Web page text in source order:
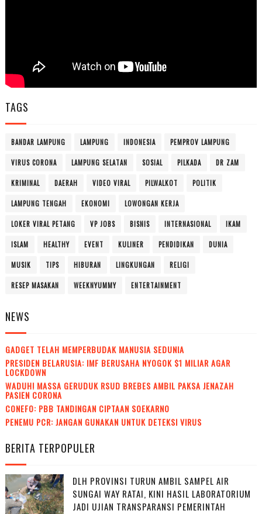
TAGS
BANDAR LAMPUNG LAMPUNG INDONESIA PEMPROV LAMPUNG
VIRUS CORONA LAMPUNG SELATAN SOSIAL PILKADA DR ZAM
KRIMINAL DAERAH VIDEO VIRAL PILWALKOT POLITIK
LAMPUNG TENGAH EKONOMI LOWONGAN KERJA
LOKER VIRAL PETANG VP JOBS BISNIS INTERNASIONAL IKAM
ISLAM HEALTHY EVENT KULINER PENDIDIKAN DUNIA
MUSIK TIPS HIBURAN LINGKUNGAN RELIGI
RESEP MASAKAN WEEKNYUMMY ENTERTAINMENT
NEWS
GADGET TELAH MEMPERBUDAK MANUSIA SEDUNIA
PRESIDEN BELARUSIA: IMF BERUSAHA NYOGOK $1 MILIAR AGAR
LOCKDOWN
WADUH! MASSA GERUDUK RSUD BREBES AMBIL PAKSA JENAZAH
PASIEN CORONA
CONEFO: PBB TANDINGAN CIPTAAN SOEKARNO
PENEMU PCR: JANGAN GUNAKAN UNTUK DETEKSI VIRUS
BERITA TERPOPULER
DLH PROVINSI TURUN AMBIL SAMPEL AIR
SUNGAI WAY RATAI, KINI HASIL LABORATORIUM
JADI UJIAN TRANSPARANSI PEMERINTAH